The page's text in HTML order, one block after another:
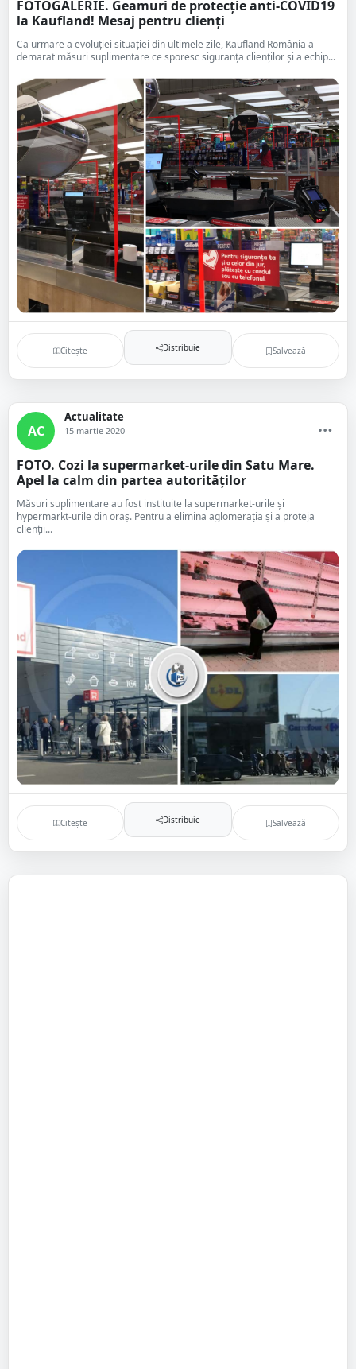
FOTOGALERIE. Geamuri de protecție anti-COVID19
la Kaufland! Mesaj pentru clienți
Ca urmare a evoluției situației din ultimele zile, Kaufland România a
demarat măsuri suplimentare ce sporesc siguranța clienților și a echip...
Citește Distribuie Salvează
AC
Actualitate
15 martie 2020
FOTO. Cozi la supermarket-urile din Satu Mare.
Apel la calm din partea autorităților
Măsuri suplimentare au fost instituite la supermarket-urile și
hypermarkt-urile din oraș. Pentru a elimina aglomerația și a proteja
clienții...
Citește Distribuie Salvează